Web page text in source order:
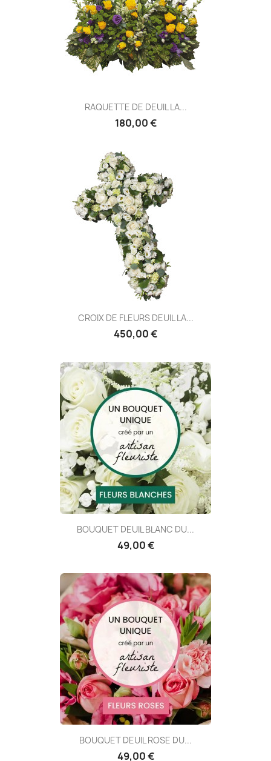
RAQUETTE DE DEUIL LA...
180,00 €
CROIX DE FLEURS DEUIL LA...
450,00 €
BOUQUET DEUIL BLANC DU...
49,00 €
BOUQUET DEUIL ROSE DU...
49,00 €